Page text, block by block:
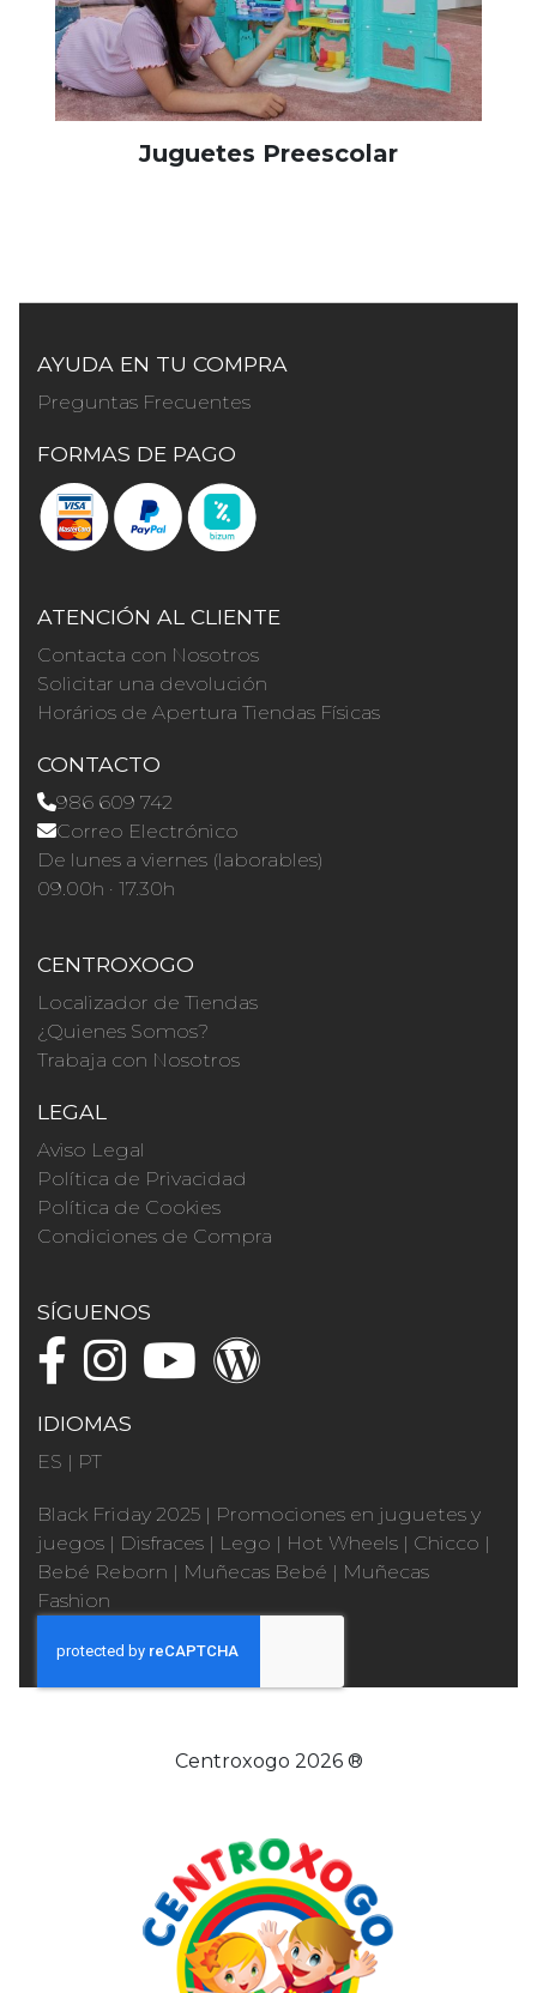
Juguetes Preescolar
AYUDA EN TU COMPRA
Preguntas Frecuentes
FORMAS DE PAGO
ATENCIÓN AL CLIENTE
Contacta con Nosotros
Solicitar una devolución
Horários de Apertura Tiendas Físicas
CONTACTO
986 609 742
Correo Electrónico
De lunes a viernes (laborables)
09.00h · 17.30h
CENTROXOGO
Localizador de Tiendas
¿Quienes Somos?
Trabaja con Nosotros
LEGAL
Aviso Legal
Política de Privacidad
Política de Cookies
Condiciones de Compra
SÍGUENOS
IDIOMAS
ES | PT
Black Friday 2025 | Promociones en juguetes y
juegos | Disfraces | Lego | Hot Wheels | Chicco |
Bebé Reborn | Muñecas Bebé | Muñecas
Fashion
Centroxogo 2026 ®